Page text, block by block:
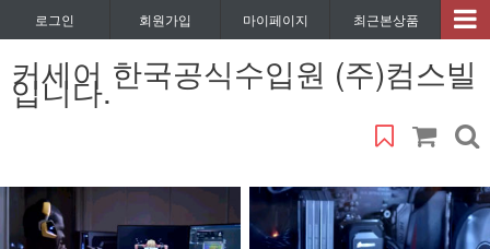
로그인 회원가입 마이페이지 최근본상품
커세어 한국공식수입원 (주)컴스빌
입니다.